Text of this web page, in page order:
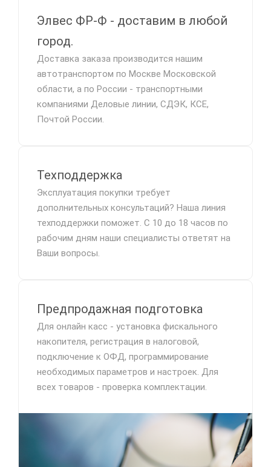
Элвес ФР-Ф - доставим в любой
город.
Доставка заказа производится нашим
автотранспортом по Москве Московской
области, а по России - транспортными
компаниями Деловые линии, СДЭК, КСЕ,
Почтой России.
Техподдержка
Эксплуатация покупки требует
дополнительных консультаций? Наша линия
техподдержки поможет. С 10 до 18 часов по
рабочим дням наши специалисты ответят на
Ваши вопросы.
Предпродажная подготовка
Для онлайн касс - установка фискального
накопителя, регистрация в налоговой,
подключение к ОФД, программирование
необходимых параметров и настроек. Для
всех товаров - проверка комплектации.